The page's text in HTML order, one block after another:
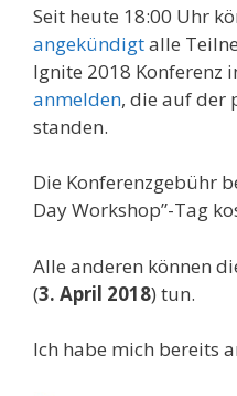
Seit heute 18:00 Uhr
angekündigtalle
Ignite 2018 Konferenz
anmelden, die auf der
standen.
Die Konferenzgebühr
Day Workshop”-Tag
Alle anderen können
(3. April 2018) tun.
Ich habe mich bereits